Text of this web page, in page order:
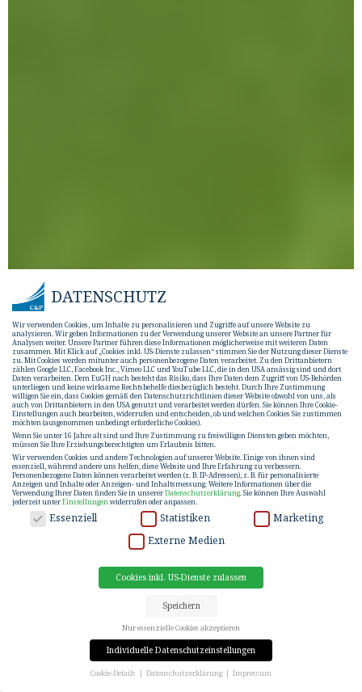
Nachhaltigkeit boomt.
DATENSCHUTZ
Wir verwenden Cookies, um Inhalte zu personalisieren und Zugriffe auf unsere Website zu
analysieren. Wir geben Informationen zu der Verwendung unserer Website an unsere Partner für
Analysen weiter. Unsere Partner führen diese Informationen möglicherweise mit weiteren Daten
zusammen. Mit Klick auf „Cookies inkl. US-Dienste zulassen“ stimmen Sie der Nutzung dieser Dienste
zu. Mit Cookies werden mitunter auch personenbezogene Daten verarbeitet. Zu den Drittanbietern
zählen Google LLC, Facebook Inc., Vimeo LLC und YouTube LLC, die in den USA ansässig sind und dort
Daten verarbeiten. Dem EuGH nach besteht das Risiko, dass Ihre Daten dem Zugriff von US-Behörden
unterliegen und keine wirksame Rechtsbehelfe diesbezüglich besteht. Durch Ihre Zustimmung
willigen Sie ein, dass Cookies gemäß den Datenschutzrichtlinien dieser Website obwohl von uns, als
auch von Drittanbietern in den USA genutzt und verarbeitet werden dürfen. Sie können Ihre Cookie-
Einstellungen auch bearbeiten, widerrufen und entscheiden, ob und welchen Cookies Sie zustimmen
möchten (ausgenommen unbedingt erforderliche Cookies).
Wenn Sie unter 16 Jahre alt sind und Ihre Zustimmung zu freiwilligen Diensten geben möchten,
müssen Sie Ihre Erziehungsberechtigten um Erlaubnis bitten.
Wir verwenden Cookies und andere Technologien auf unserer Website. Einige von ihnen sind
essenziell, während andere uns helfen, diese Website und Ihre Erfahrung zu verbessern.
Personenbezogene Daten können verarbeitet werden (z. B. IP-Adressen), z. B. für personalisierte
Anzeigen und Inhalte oder Anzeigen- und Inhaltsmessung.Weitere Informationen über die
Verwendung Ihrer Daten finden Sie in unsererDatenschutzerklärung.Sie können Ihre Auswahl
jederzeit unterEinstellungenwiderrufen oder anpassen.
DATENSCHUTZ
Essenziell Statistiken
Marketing
Externe Medien
Cookies inkl. US-Dienste zulassen
Speichern
Nur essenzielle Cookies akzeptieren
Individuelle Datenschutzeinstellungen
Cookie-Details Datenschutzerklärung Impressum